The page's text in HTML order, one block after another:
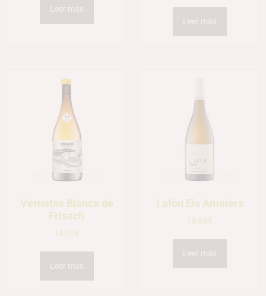
Leer más
Leer más
Vernatxa Blanca de
Frisach
18,95€
Leer más
Lafou Els Amelers
18,95€
Leer más